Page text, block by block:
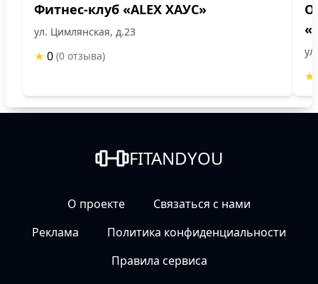
Фитнес-клуб «ALEX ХАУС»
ул. Цимлянская, д.23
★ 0 (0 отзыва)
★
FITANDYOU
О проекте
Связаться с нами
Реклама
Политика конфиденциальности
Правила сервиса